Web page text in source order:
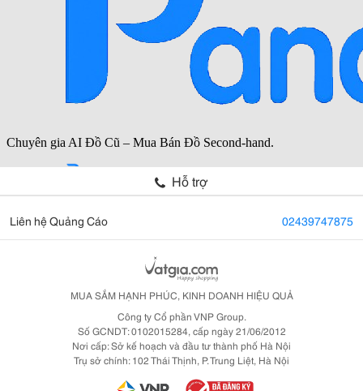
Hỗ trợ
Liên hệ Quảng Cáo 02439747875
MUA SẮM HẠNH PHÚC, KINH DOANH HIỆU QUẢ
Công ty Cổ phần VNP Group.
Số GCNDT: 0102015284, cấp ngày 21/06/2012
Nơi cấp: Sở kế hoạch và đầu tư thành phố Hà Nội
Trụ sở chính: 102 Thái Thịnh, P. Trung Liệt, Hà Nội